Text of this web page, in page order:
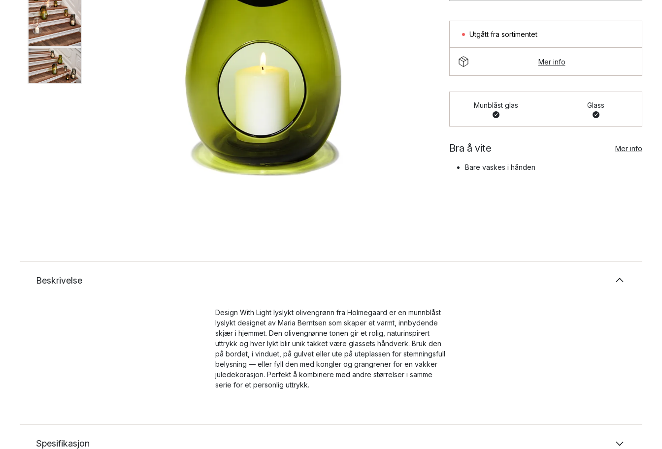
Utgått fra sortimentet
Mer info
Munblåst glas Glass
Bra å vite Mer info
Bare vaskes i hånden
Beskrivelse
Design With Light lyslykt olivengrønn fra Holmegaard er en munnblåst
lyslykt designet av Maria Berntsen som skaper et varmt, innbydende
skjær i hjemmet. Den olivengrønne tonen gir et rolig, naturinspirert
uttrykk og hver lykt blir unik takket være glassets håndverk. Bruk den
på bordet, i vinduet, på gulvet eller ute på uteplassen for stemningsfull
belysning — eller fyll den med kongler og grangrener for en vakker
juledekorasjon. Perfekt å kombinere med andre størrelser i samme
serie for et personlig uttrykk.
Spesifikasjon